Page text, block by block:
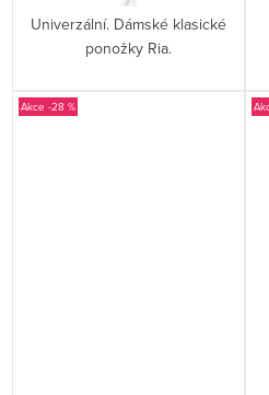
Univerzální. Dámské klasické
ponožky Ria.
-28 %